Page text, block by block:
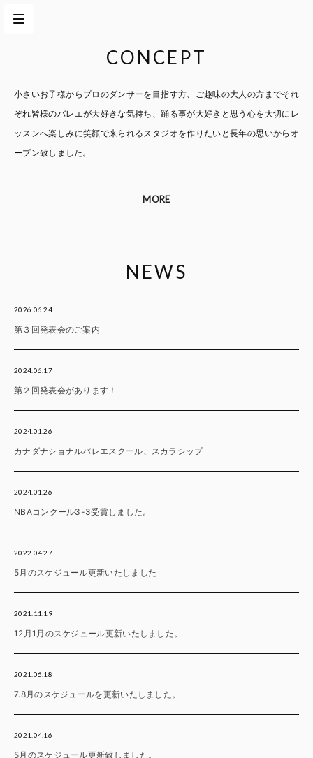
CONCEPT
小さいお子様からプロのダンサーを目指す方、 ご趣味の大人の方までそれ
ぞれ皆様のバレエが大好きな気持ち、踊る事が大好きと思う心を大切に レ
ッスンへ楽しみに笑顔で来られるスタジオを作りたいと長年の思いからオ
ープン致しました。
MORE
NEWS
2026.06.24
第３回発表会のご案内
2024.06.17
第２回発表会があります！
2024.01.26
カナダナショナルバレエスクール、スカラシップ
2024.01.26
NBAコンクール3-3受賞しました。
2022.04.27
5月のスケジュール更新いたしました
2021.11.19
12月1月のスケジュール更新いたしました。
2021.06.18
7.8月のスケジュールを更新いたしました。
2021.04.16
5月のスケジュール更新致しました。